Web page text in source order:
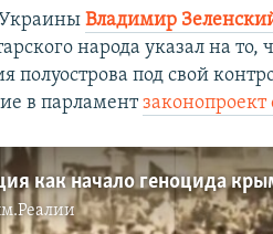
Владимир
народа указал на то,
полуострова под свой
в парламент